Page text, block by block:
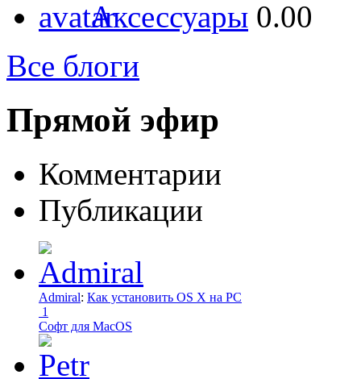
Аксессуары 0.00
Все блоги
Прямой эфир
Комментарии
Публикации
Admiral: Как установить OS X на PC
1
Софт для MacOS